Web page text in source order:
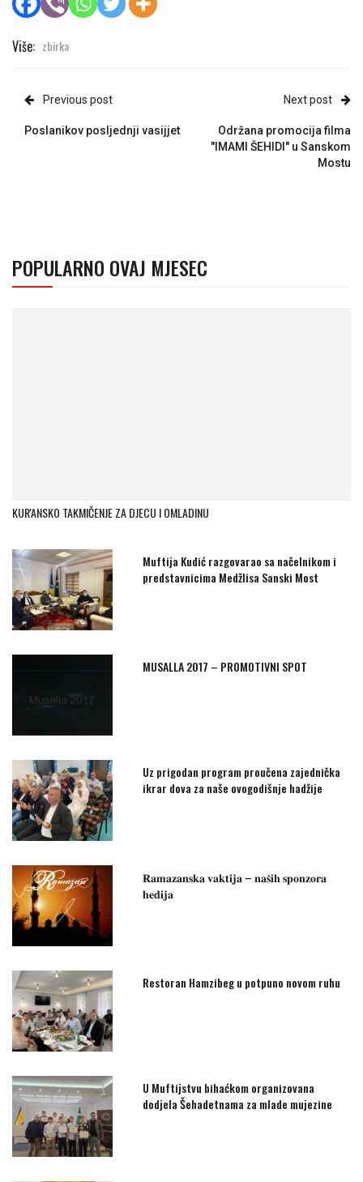
Više: zbirka
Previous post
Poslanikov posljednji vasijjet
Next post
Održana promocija filma
"IMAMI ŠEHIDI" u Sanskom
Mostu
POPULARNO OVAJ MJESEC
KUR'ANSKO TAKMIČENJE ZA DJECU I OMLADINU
Muftija Kudić razgovarao sa načelnikom i
predstavnicima Medžlisa Sanski Most
MUSALLA 2017 – PROMOTIVNI SPOT
Uz prigodan program proučena zajednička
ikrar dova za naše ovogodišnje hadžije
𝐑𝐚𝐦𝐚𝐳𝐚𝐧𝐬𝐤𝐚 𝐯𝐚𝐤𝐭𝐢𝐣𝐚 – 𝐧𝐚𝐬̌𝐢𝐡 𝐬𝐩𝐨𝐧𝐳𝐨𝐫𝐚
𝐡𝐞𝐝𝐢𝐣𝐚
Restoran Hamzibeg u potpuno novom ruhu
U Muftijstvu bihaćkom organizovana
dodjela Šehadetnama za mlade mujezine